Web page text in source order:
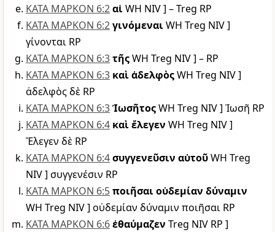
ΚΑΤΑ ΜΑΡΚΟΝ 6:2αἱWH NIV ] – Treg RP
ΚΑΤΑ ΜΑΡΚΟΝ 6:2γινόμεναιWH Treg NIV ]
γίνονται RP
ΚΑΤΑ ΜΑΡΚΟΝ 6:3τῆςWH Treg NIV ] – RP
ΚΑΤΑ ΜΑΡΚΟΝ 6:3 καὶ ἀδελφὸςWH Treg NIV ]
ἀδελφὸς δὲ RP
ΚΑΤΑ ΜΑΡΚΟΝ 6:3ἸωσῆτοςWH Treg NIV ] Ἰωσῆ RP
ΚΑΤΑ ΜΑΡΚΟΝ 6:4 καὶ ἔλεγεν WH Treg NIV ]
Ἔλεγεν δὲ RP
ΚΑΤΑ ΜΑΡΚΟΝ 6:4συγγενεῦσιν αὐτοῦWH Treg
NIV ] συγγενέσιν RP
ΚΑΤΑ ΜΑΡΚΟΝ 6:5ποιῆσαι οὐδεμίαν δύναμιν
WH Treg NIV ] οὐδεμίαν δύναμιν ποιῆσαι RP
ΚΑΤΑ ΜΑΡΚΟΝ 6:6ἐθαύμαζεν Treg NIV RP ]